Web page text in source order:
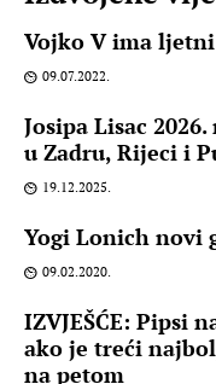
Vojko V ima
09.07.2022.
Josipa Lisac
u Zadru, Rijeci i
19.12.2025.
Yogi Lonich novi
09.02.2020.
IZVJEŠĆE: Pipsi
ako je treći
na petom